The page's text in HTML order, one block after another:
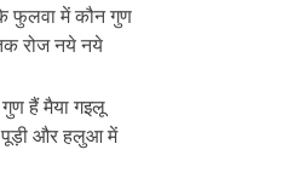
फुलवा में कौन गुण
रोज नये नये
हैं मैया गइलू
पूड़ी और हलुआ में